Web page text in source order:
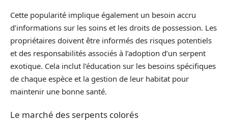
Cette popularité implique également un besoin accru
d’informations sur les soins et les droits de possession. Les
propriétaires doivent être informés des risques potentiels
et des responsabilités associés à l’adoption d’un serpent
exotique. Cela inclut l’éducation sur les besoins spécifiques
de chaque espèce et la gestion de leur habitat pour
maintenir une bonne santé.
Le marché des serpents colorés